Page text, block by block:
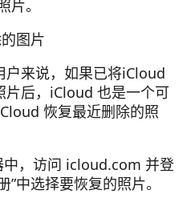
片。
图片
来说，如果已将iCloud
片后，iCloud 也是一个可
恢复最近删除的照
中，访问 icloud.com 并登
”中选择要恢复的照片。